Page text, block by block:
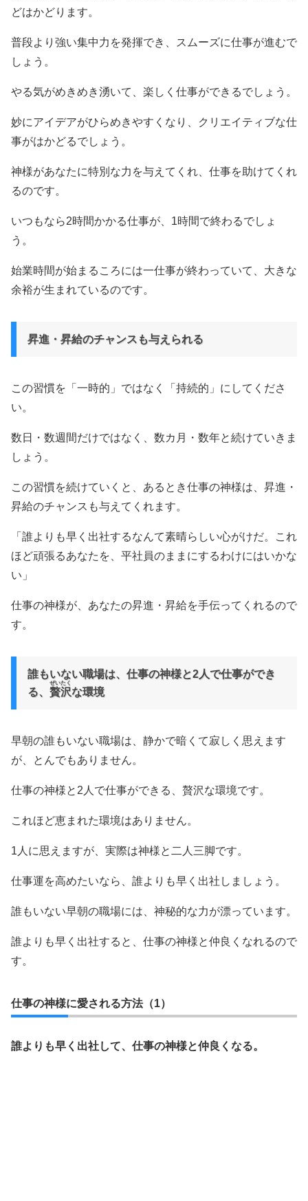
どはかどります。
普段より強い集中力を発揮でき、スムーズに仕事が進むで
しょう。
やる気がめきめき湧いて、楽しく仕事ができるでしょう。
妙にアイデアがひらめきやすくなり、クリエイティブな仕
事がはかどるでしょう。
神様があなたに特別な力を与えてくれ、仕事を助けてくれ
るのです。
いつもなら2時間かかる仕事が、1時間で終わるでしょ
う。
始業時間が始まるころには一仕事が終わっていて、大きな
余裕が生まれているのです。
昇進・昇給のチャンスも与えられる
この習慣を「一時的」ではなく「持続的」にしてくださ
い。
数日・数週間だけではなく、数カ月・数年と続けていきま
しょう。
この習慣を続けていくと、あるとき仕事の神様は、昇進・
昇給のチャンスも与えてくれます。
「誰よりも早く出社するなんて素晴らしい心がけだ。これ
ほど頑張るあなたを、平社員のままにするわけにはいかな
い」
仕事の神様が、あなたの昇進・昇給を手伝ってくれるので
す。
誰もいない職場は、仕事の神様と2人で仕事ができ
る、 贅沢
ぜいたく
な環境
早朝の誰もいない職場は、静かで暗くて寂しく思えます
が、とんでもありません。
仕事の神様と2人で仕事ができる、贅沢な環境です。
これほど恵まれた環境はありません。
1人に思えますが、実際は神様と二人三脚です。
仕事運を高めたいなら、誰よりも早く出社しましょう。
誰もいない早朝の職場には、神秘的な力が漂っています。
誰よりも早く出社すると、仕事の神様と仲良くなれるので
す。
仕事の神様に愛される方法（1）
誰よりも早く出社して、仕事の神様と仲良くなる。